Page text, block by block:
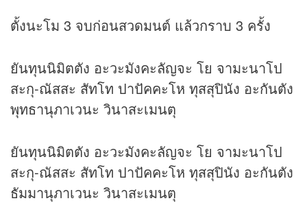
ตั้งนะโม 3 จบก่อนสวดมนต์ แล้วกราบ 3 ครั้ง
ยันทุนนิมิตตัง อะวะมังคะลัญจะ โย จามะนาโป
สะกุ-ณัสสะ สัทโท ปาปัคคะโห ทุสสุปินัง อะกันตัง
พุทธานุภาเวนะ วินาสะเมนตุ
ยันทุนนิมิตตัง อะวะมังคะลัญจะ โย จามะนาโป
สะกุ-ณัสสะ สัทโท ปาปัคคะโห ทุสสุปินัง อะกันตัง
ธัมมานุภาเวนะ วินาสะเมนตุ